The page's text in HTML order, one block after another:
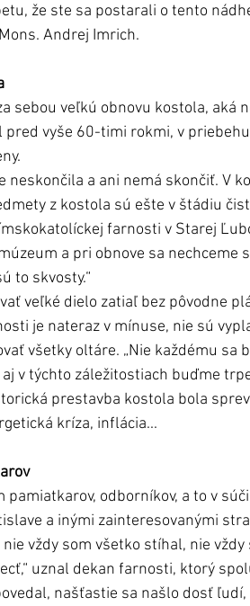
že ste sa postarali o tento
Andrej Imrich.
sebou veľkú obnovu kostola, aká
vyše 60-timi rokmi, v
neskončila a ani nemá skončiť. V
z kostola sú ešte v štádiu
farnosti v Starej
a pri obnove sa
to skvosty.“
veľké dielo zatiaľ bez pôvodne
je nateraz v mínuse, nie sú
všetky oltáre. „Nie každému sa
v týchto záležitostiach buďme
prestavba kostola bola
kríza, inflácia...
odborníkov, a to v
a inými zainteresovanými
vždy som všetko stíhal, nie
uznal dekan farnosti, ktorý
našťastie sa našlo dosť